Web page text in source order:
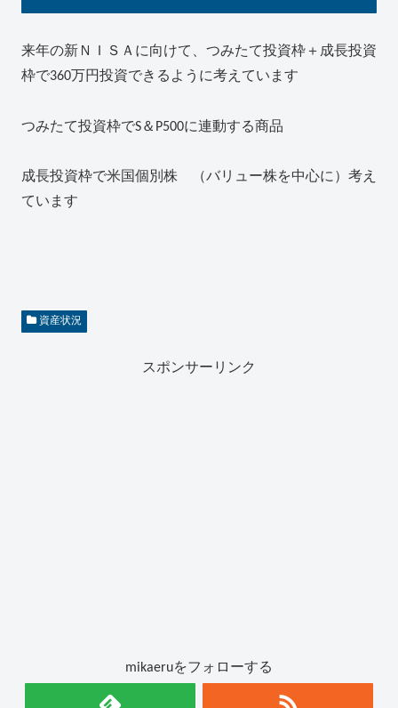
来年の新ＮＩＳＡに向けて、つみたて投資枠＋成長投資
枠で360万円投資できるように考えています
つみたて投資枠でS＆P500に連動する商品
成長投資枠で米国個別株 （バリュー株を中心に）考え
ています
資産状況
スポンサーリンク
mikaeruをフォローする